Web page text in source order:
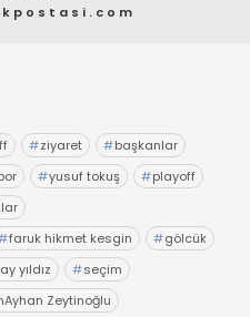
#ziyaret #başkanlar
#yusuf tokuş #playoff
faruk hikmet kesgin #gölcük
yıldız #seçim
Zeytinoğlu